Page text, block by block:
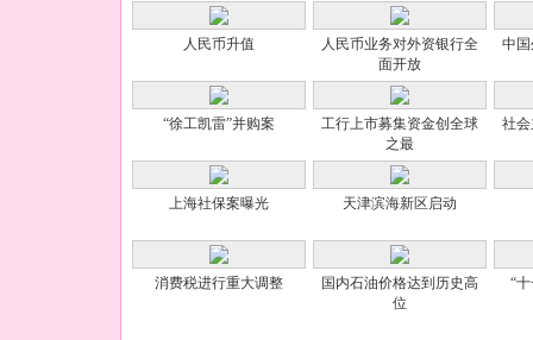
人民币升值
人民币业务对外资银行全
面开放
中
“徐工凯雷”并购案
工行上市募集资金创全球
之最
社
上海社保案曝光 天津滨海新区启动
消费税进行重大调整
国内石油价格达到历史高
位
“